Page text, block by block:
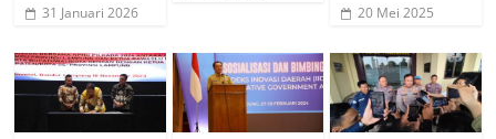
31 Januari 2026 20 Mei 2025